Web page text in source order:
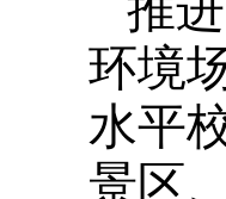
环境
水平
景区